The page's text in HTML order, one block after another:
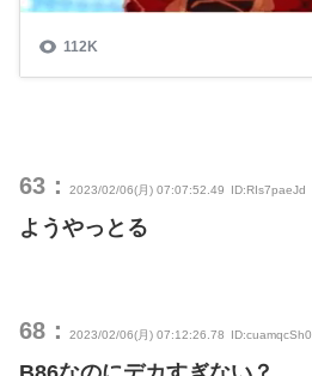
63： 2023/02/06(月) 07:07:52.49 ID:RIs7paeJd
ようやっとる
68： 2023/02/06(月) 07:12:26.78 ID:cuamqcSh0